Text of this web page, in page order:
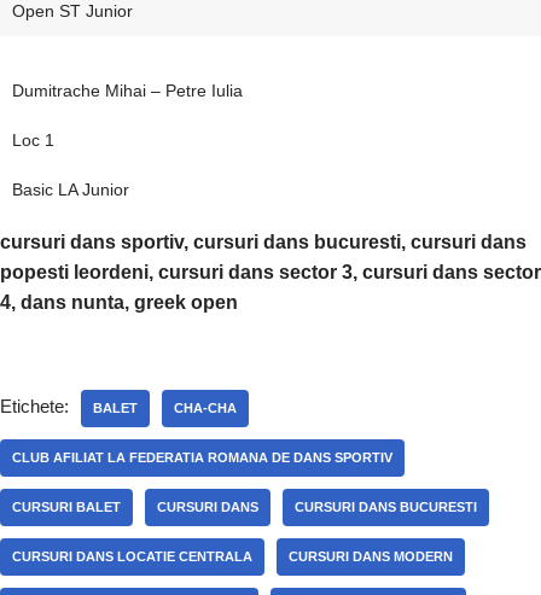
Open ST Junior
Dumitrache Mihai – Petre Iulia
Loc 1
Basic LA Junior
cursuri dans sportiv, cursuri dans bucuresti, cursuri dans
popesti leordeni, cursuri dans sector 3, cursuri dans sector
4, dans nunta, greek open
Etichete: BALET CHA-CHA
CLUB AFILIAT LA FEDERATIA ROMANA DE DANS SPORTIV
CURSURI BALET CURSURI DANS CURSURI DANS BUCURESTI
CURSURI DANS LOCATIE CENTRALA CURSURI DANS MODERN